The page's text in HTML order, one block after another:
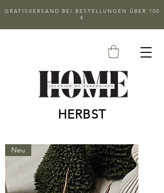
GRATISVERSAND BEI BESTELLUNGEN ÜBER 100
€
HERBST
Neu